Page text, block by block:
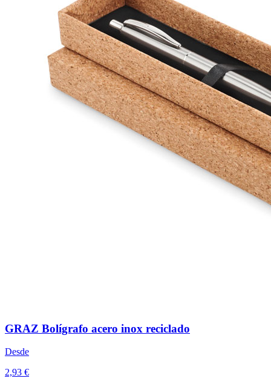
GRAZ Bolígrafo acero inox reciclado
Desde
2,93 €